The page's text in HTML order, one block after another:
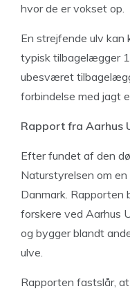
hvor de er vokset op.
En strejfende ulv kan
typisk tilbagelægger
ubesværet
forbindelse med jagt
Rapport fra Aarhus
Efter fundet af den
Naturstyrelsen om
Danmark. Rapporten
forskere ved Aarhus
og bygger blandt
ulve.
Rapporten fastslår,